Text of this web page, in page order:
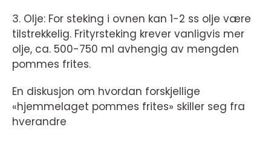
3. Olje: For steking i ovnen kan 1-2 ss olje være
tilstrekkelig. Frityrsteking krever vanligvis mer
olje, ca. 500-750 ml avhengig av mengden
pommes frites.
En diskusjon om hvordan forskjellige
«hjemmelaget pommes frites» skiller seg fra
hverandre